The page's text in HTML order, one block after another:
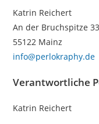
Katrin Reichert
An der Bruchspitze 33
55122 Mainz
info@perlokraphy.de
Verantwortliche
Katrin Reichert